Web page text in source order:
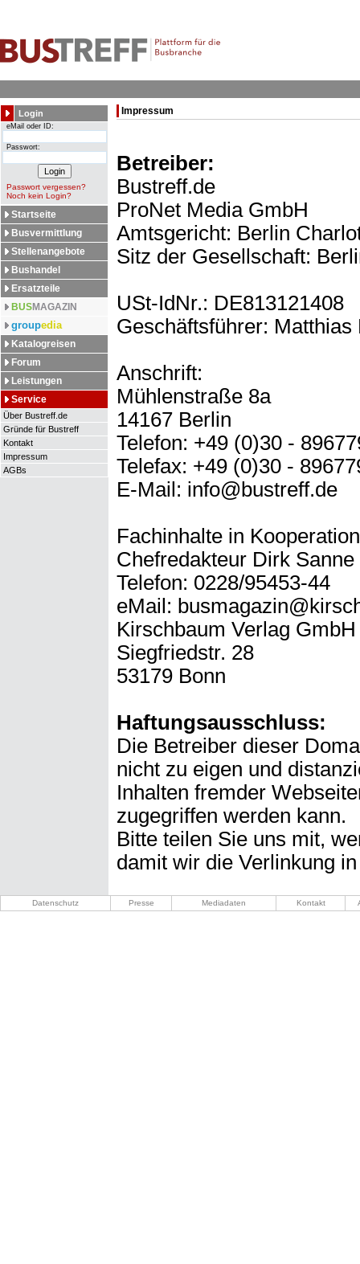
Login
eMail oder ID:
Passwort:
Passwort vergessen?
Noch kein Login?
Startseite
Busvermittlung
Stellenangebote
Bushandel
Ersatzteile
BUSMAGAZIN
groupedia
Katalogreisen
Forum
Leistungen
Service
Über Bustreff.de
Gründe für Bustreff
Kontakt
Impressum
AGBs
Impressum
Betreiber:
Bustreff.de
ProNet Media GmbH
Amtsgericht: Berlin
Sitz der Gesellschaft:
USt-IdNr.: DE813121408
Geschäftsführer: Matthias
Anschrift:
Mühlenstraße 8a
14167 Berlin
Telefon: +49 (0)30 -
Telefax: +49 (0)30 -
E-Mail: info@bustreff.de
Fachinhalte in
Chefredakteur Dirk
Telefon: 0228/95453-44
eMail:
Kirschbaum Verlag GmbH
Siegfriedstr. 28
53179 Bonn
Haftungsausschluss:
Die Betreiber dieser
nicht zu eigen und
Inhalten fremder
zugegriffen werden kann.
Bitte teilen Sie uns mit,
damit wir die Verlinkung
Datenschutz Presse Mediadaten Kontakt